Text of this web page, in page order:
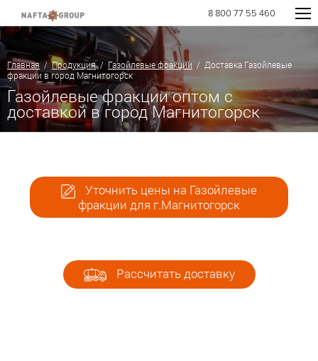
8 800 77 55 460
Главная /Продукция/ Газойлевые фракции / Доставка Газойлевые
фракции в город Магнитогорск
Газойлевые фракции оптом с
доставкой в город Магнитогорск
Уточнить цены на Газойлевые
фракции для г.Магнитогорск
Рассчитать доставку